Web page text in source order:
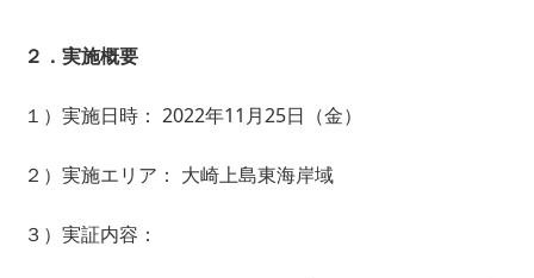
２．実施概要
１）実施日時： 2022年11月25日（金）
２）実施エリア： 大崎上島東海岸域
３）実証内容：